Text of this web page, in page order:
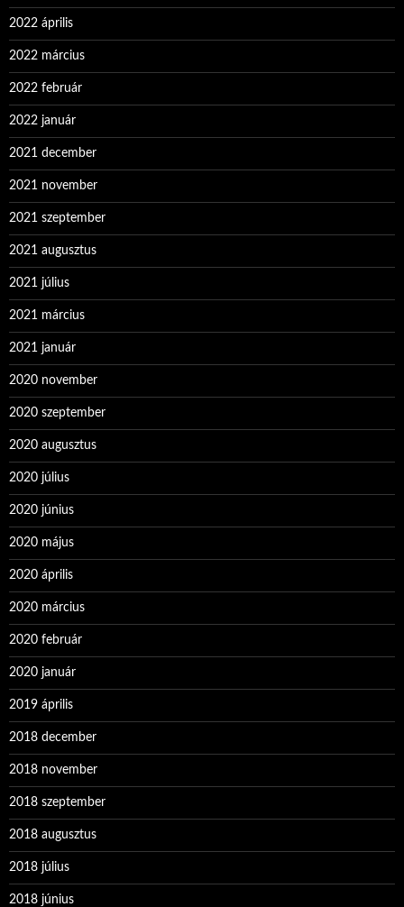
2022 április
2022 március
2022 február
2022 január
2021 december
2021 november
2021 szeptember
2021 augusztus
2021 július
2021 március
2021 január
2020 november
2020 szeptember
2020 augusztus
2020 július
2020 június
2020 május
2020 április
2020 március
2020 február
2020 január
2019 április
2018 december
2018 november
2018 szeptember
2018 augusztus
2018 július
2018 június